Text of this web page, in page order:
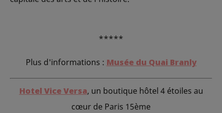
*****
Plus d'informations : Musée du Quai Branly
Hotel Vice Versa, un boutique hôtel 4 étoiles au
cœur de Paris 15ème